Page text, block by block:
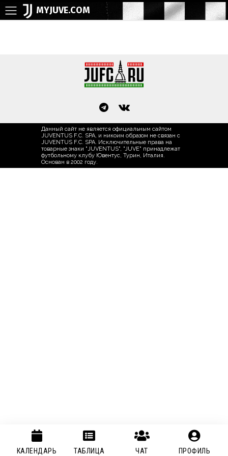
MYJUVE.COM
Данный сайт не является официальным сайтом
JUVENTUS F.C. SPA, и никоим образом не связан с
JUVENTUS F.C. SPA. Исключительные права на
товарные знаки "JUVENTUS", "JUVE" принадлежат
футбольному клубу Ювентус, Турин, Италия.
Основан в 2002 году.
КАЛЕНДАРЬ ТАБЛИЦА ЧАТ ПРОФИЛЬ